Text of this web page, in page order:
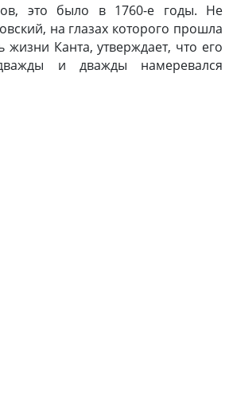
это было в 1760-е годы. Не
на глазах которого прошла
жизни Канта, утверждает, что его
и дважды намеревался